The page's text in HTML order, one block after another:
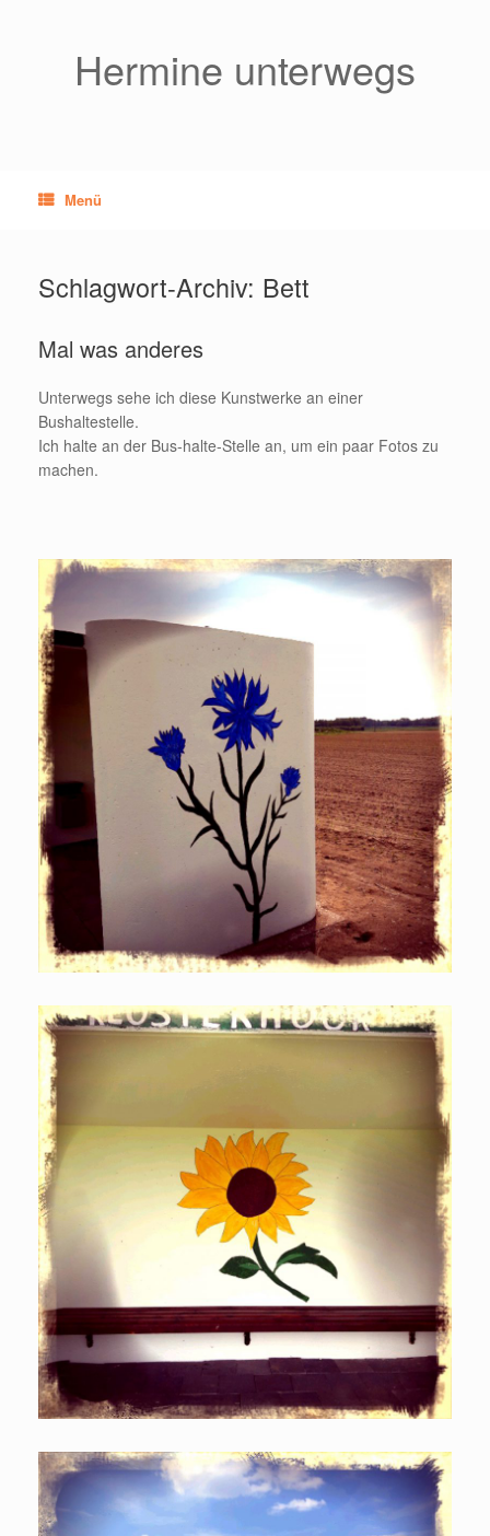
Hermine unterwegs
Menü
Schlagwort-Archiv: Bett
Mal was anderes
Unterwegs sehe ich diese Kunstwerke an einer
Bushaltestelle.
Ich halte an der Bus-halte-Stelle an, um ein paar Fotos zu
machen.